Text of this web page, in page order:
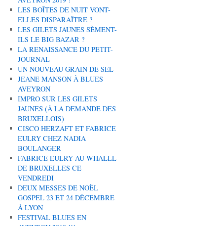
LES BOÎTES DE NUIT VONT-
ELLES DISPARAÎTRE ?
LES GILETS JAUNES SÈMENT-
ILS LE BIG BAZAR ?
LA RENAISSANCE DU PETIT-
JOURNAL
UN NOUVEAU GRAIN DE SEL
JEANE MANSON À BLUES
AVEYRON
IMPRO SUR LES GILETS
JAUNES (À LA DEMANDE DES
BRUXELLOIS)
CISCO HERZAFT ET FABRICE
EULRY CHEZ NADIA
BOULANGER
FABRICE EULRY AU WHALLL
DE BRUXELLES CE
VENDREDI
DEUX MESSES DE NOËL
GOSPEL 23 ET 24 DÉCEMBRE
À LYON
FESTIVAL BLUES EN